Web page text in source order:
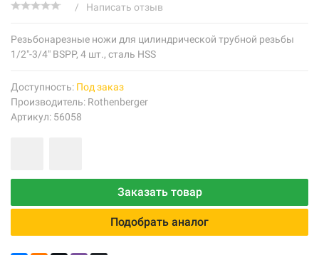
/ Написать отзыв
Резьбонарезные ножи для цилиндрической трубной резьбы
1/2"-3/4" BSPP, 4 шт., сталь HSS
Доступность: Под заказ
Производитель: Rothenberger
Артикул: 56058
Заказать товар
Подобрать аналог